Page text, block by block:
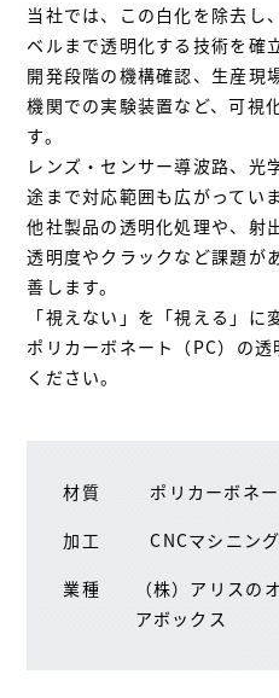
当社では、この白化を除去し
ベルまで透明化する技術を確
開発段階の機構確認、生産現
機関での実験装置など、可視
す。
レンズ・センサー導波路、光
途まで対応範囲も広がっていま
他社製品の透明化処理や、射
透明度やクラックなど課題が
善します。
「視えない」を「視える」に
ポリカーボネート（PC）の
ください。
材質
ポリカーボネ
加工
CNCマシニン
業種
（株）アリスの
アボックス